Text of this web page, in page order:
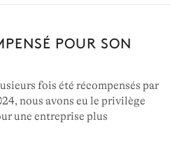
POUR SON
fois été récompensés par
nous avons eu le privilège
une entreprise plus